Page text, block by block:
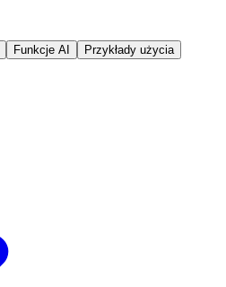
Funkcje AI
Przykłady użycia